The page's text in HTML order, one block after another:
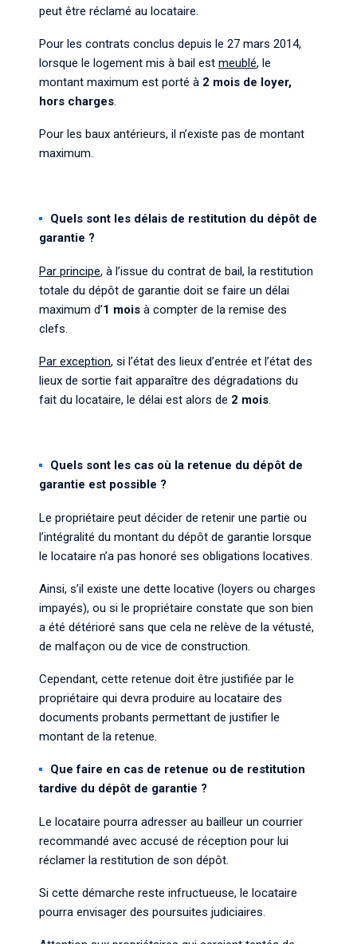
peut être réclamé au locataire.
Pour les contrats conclus depuis le 27 mars 2014,
lorsque le logement mis à bail est meublé, le
montant maximum est porté à 2 mois de loyer,
hors charges.
Pour les baux antérieurs, il n’existe pas de montant
maximum.
Quels sont les délais de restitution du dépôt de
garantie ?
Par principe, à l’issue du contrat de bail, la restitution
totale du dépôt de garantie doit se faire un délai
maximum d’1 mois à compter de la remise des
clefs.
Par exception, si l’état des lieux d’entrée et l’état des
lieux de sortie fait apparaître des dégradations du
fait du locataire, le délai est alors de 2 mois.
Quels sont les cas où la retenue du dépôt de
garantie est possible ?
Le propriétaire peut décider de retenir une partie ou
l’intégralité du montant du dépôt de garantie lorsque
le locataire n’a pas honoré ses obligations locatives.
Ainsi, s’il existe une dette locative (loyers ou charges
impayés), ou si le propriétaire constate que son bien
a été détérioré sans que cela ne relève de la vétusté,
de malfaçon ou de vice de construction.
Cependant, cette retenue doit être justifiée par le
propriétaire qui devra produire au locataire des
documents probants permettant de justifier le
montant de la retenue.
Que faire en cas de retenue ou de restitution
tardive du dépôt de garantie ?
Le locataire pourra adresser au bailleur un courrier
recommandé avec accusé de réception pour lui
réclamer la restitution de son dépôt.
Si cette démarche reste infructueuse, le locataire
pourra envisager des poursuites judiciaires.